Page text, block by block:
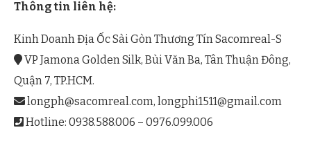
Thông tin liên hệ:
Kinh Doanh Địa Ốc Sài Gòn Thương Tín Sacomreal-S
VP Jamona Golden Silk, Bùi Văn Ba, Tân Thuận Đông,
Quận 7, TP.HCM.
longph@sacomreal.com, longphi1511@gmail.com
Hotline: 0938.588.006 – 0976.099.006